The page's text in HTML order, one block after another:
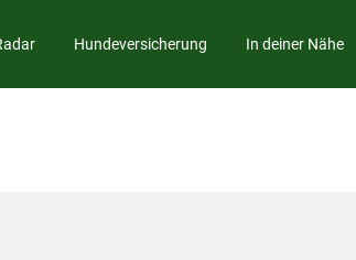
Hundeversicherung In deiner Nähe